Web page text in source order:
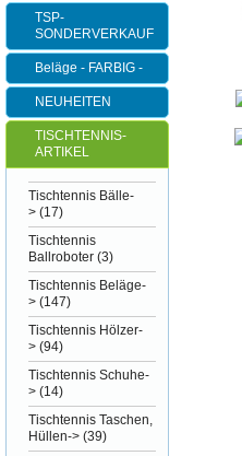
TSP-
SONDERVERKAUF
Beläge - FARBIG -
NEUHEITEN
TISCHTENNIS-
ARTIKEL
Tischtennis Bälle-
> (17)
Tischtennis
Ballroboter (3)
Tischtennis Beläge-
> (147)
Tischtennis Hölzer-
> (94)
Tischtennis Schuhe-
> (14)
Tischtennis Taschen,
Hüllen-> (39)